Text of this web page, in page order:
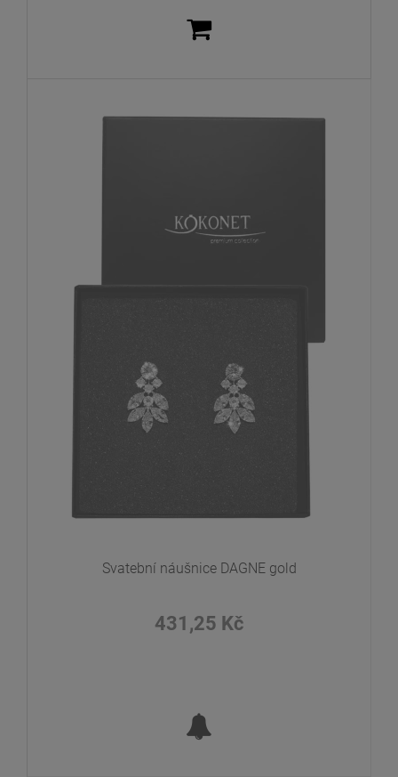
Svatební náušnice DAGNE gold
431,25 Kč